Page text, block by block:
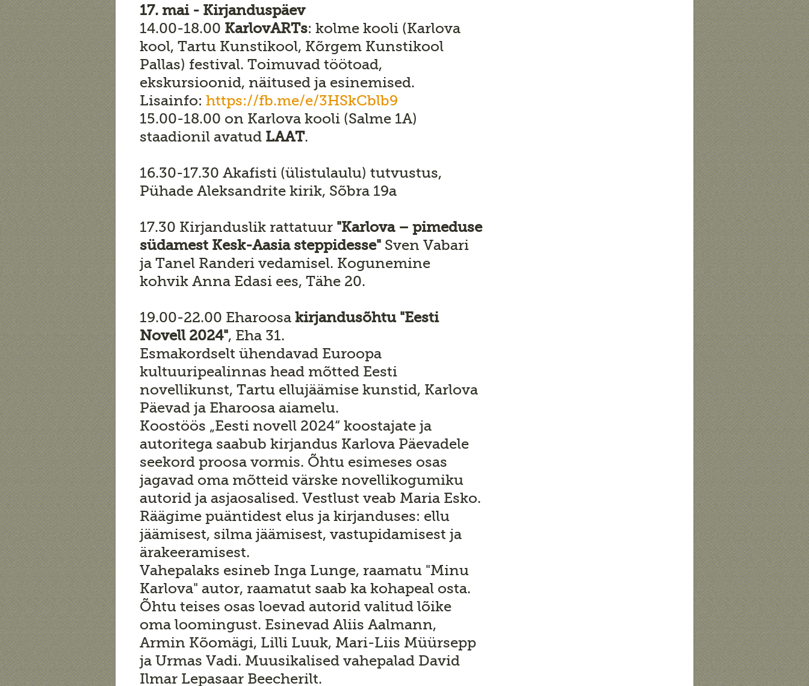
17. mai - Kirjanduspäev
14.00-18.00 KarlovARTs: kolme kooli (Karlova
kool, Tartu Kunstikool, Kõrgem Kunstikool
Pallas) festival. Toimuvad töötoad,
ekskursioonid, näitused ja esinemised.
Lisainfo:https://fb.me/e/3HSkCblb9
15.00-18.00 on Karlova kooli (Salme 1A)
staadionil avatud LAAT.
16.30-17.30 Akafisti (ülistulaulu) tutvustus,
Pühade Aleksandrite kirik, Sõbra 19a
17.30 Kirjanduslik rattatuur "Karlova – pimeduse
südamest Kesk-Aasia steppidesse" Sven Vabari
ja Tanel Randeri vedamisel. Kogunemine
kohvik Anna Edasi ees, Tähe 20.
19.00-22.00 Eharoosakirjandusõhtu "Eesti
Novell 2024", Eha 31.
Esmakordselt ühendavad Euroopa
kultuuripealinnas head mõtted Eesti
novellikunst, Tartu ellujäämise kunstid, Karlova
Päevad ja Eharoosa aiamelu.
Koostöös „Eesti novell 2024“ koostajate ja
autoritega saabub kirjandus Karlova Päevadele
seekord proosa vormis. Õhtu esimeses osas
jagavad oma mõtteid värske novellikogumiku
autorid ja asjaosalised. Vestlust veab Maria Esko.
Räägime puäntidest elus ja kirjanduses: ellu
jäämisest, silma jäämisest, vastupidamisest ja
ärakeeramisest.
Vahepalaks esineb Inga Lunge, raamatu "Minu
Karlova" autor, raamatut saab ka kohapeal osta.
Õhtu teises osas loevad autorid valitud lõike
oma loomingust. Esinevad Aliis Aalmann,
Armin Kõomägi, Lilli Luuk, Mari-Liis Müürsepp
ja Urmas Vadi. Muusikalised vahepalad David
Ilmar Lepasaar Beecherilt.